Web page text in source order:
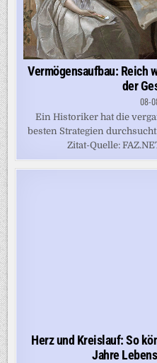
Vermögensaufbau: Reich
der
08-
Ein Historiker hat die
besten Strategien
Zitat-Quelle:
Herz und Kreislauf: So
Jahre